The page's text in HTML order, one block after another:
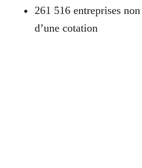
261 516 entreprises
d’une cotation